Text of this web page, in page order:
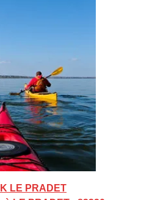
LE PRADET